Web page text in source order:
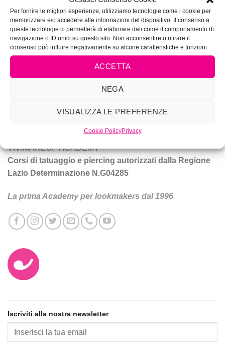
Per fornire le migliori esperienze, utilizziamo tecnologie come i cookie per
memorizzare e/o accedere alle informazioni del dispositivo. Il consenso a
queste tecnologie ci permetterà di elaborare dati come il comportamento di
navigazione o ID unici su questo sito. Non acconsentire o ritirare il
consenso può influire negativamente su alcune caratteristiche e funzioni.
ACCETTA
NEGA
VISUALIZZA LE PREFERENZE
Cookie PolicyPrivacy
Vivi Make Up è corsi di make-up, trucco sposa, tatuaggio e
Tecniche e prodotti per ottenere un trucco da star.
VIVIMAKEUP ACADEMY
Corsi di tatuaggio e piercing autorizzati dalla Regione
Lazio Determinazione N.G04285
La prima Academy per lookmakers dal 1996
Iscriviti alla nostra newsletter